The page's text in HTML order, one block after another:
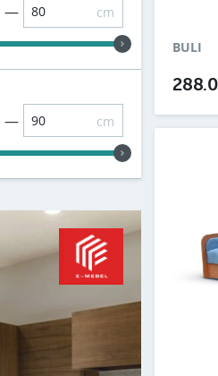
— cm
— cm
BULI